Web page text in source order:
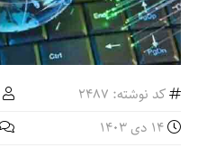
کد نوشته: 2487